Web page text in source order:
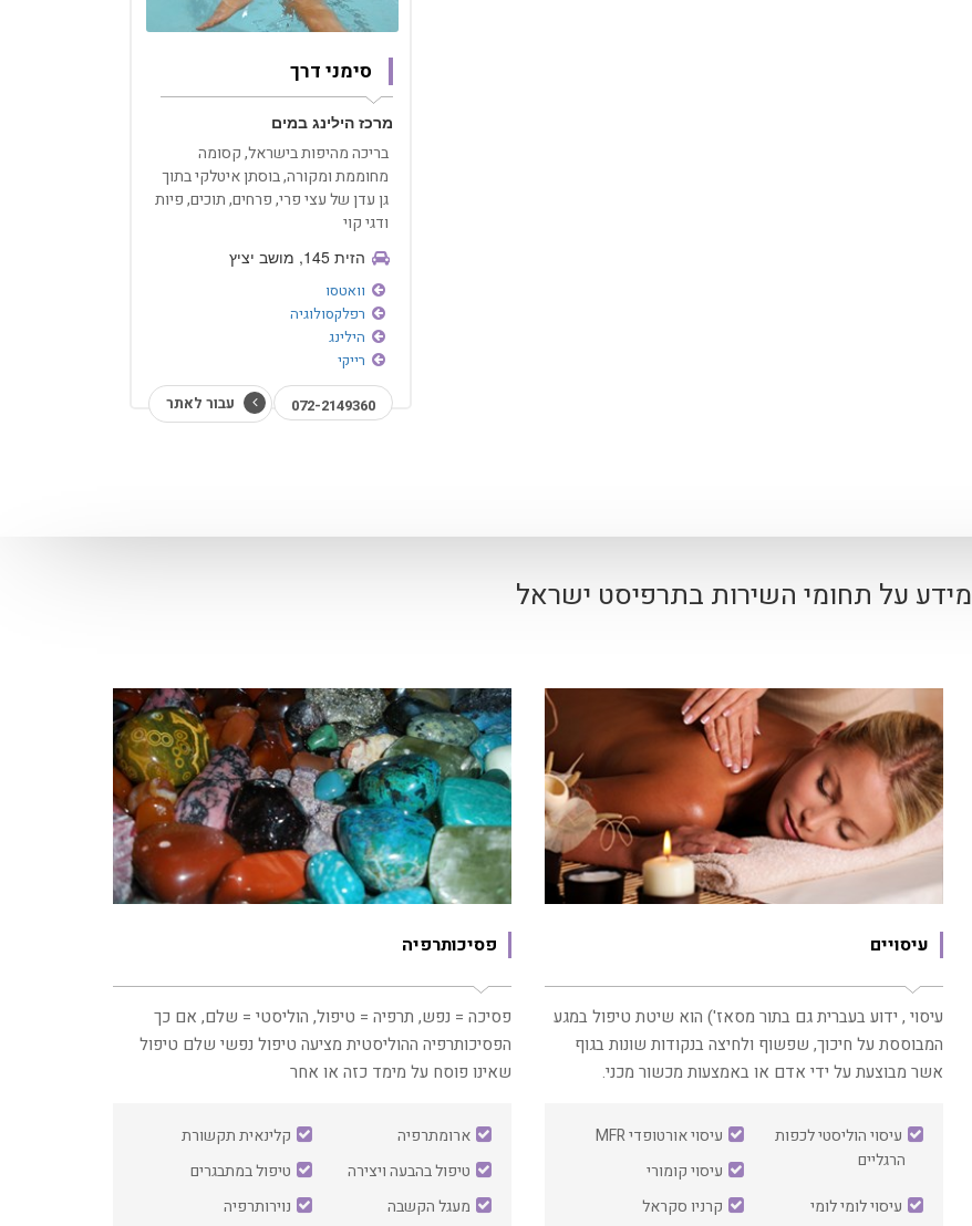
סימני דרך
מרכז הילינג במים
בריכה מהיפות בישראל, קסומה
מחוממת ומקורה, בוסתן איטלקי בתוך
גן עדן של עצי פרי, פרחים, תוכים, פיות
ודגי קוי
הזית 145, מושב יציץ
וואטסו
רפלקסולוגיה
הילינג
רייקי
עבור לאתר 072-2149360
מידע על תחומי השירות בתרפיסט ישראל
עיסויים
‏עיסוי , ידוע בעברית גם בתור מסאז') הוא שיטת טיפול במגע
המבוססת על חיכוך, שפשוף ולחיצה בנקודות שונות בגוף
אשר מבוצעת על ידי אדם או באמצעות מכשור מכני.
עיסוי הוליסטי לכפות
הרגליים
עיסוי אורטופדי MFR
עיסוי קומורי
עיסוי לומי לומי
קרניו סקראל
פסיכותרפיה
‏פסיכה = נפש, תרפיה = טיפול, הוליסטי = שלם, אם כך
הפסיכותרפיה ההוליסטית מציעה טיפול נפשי שלם טיפול
שאינו פוסח על מימד כזה או אחר
ארומתרפיה
קלינאית תקשורת
טיפול בהבעה ויצירה
טיפול במתבגרים
מעגל הקשבה
נוירותרפיה